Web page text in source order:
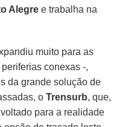
Alegre e trabalha na
muito para as
conexas -,
da grande solução de
oTrensurb, que,
para a realidade